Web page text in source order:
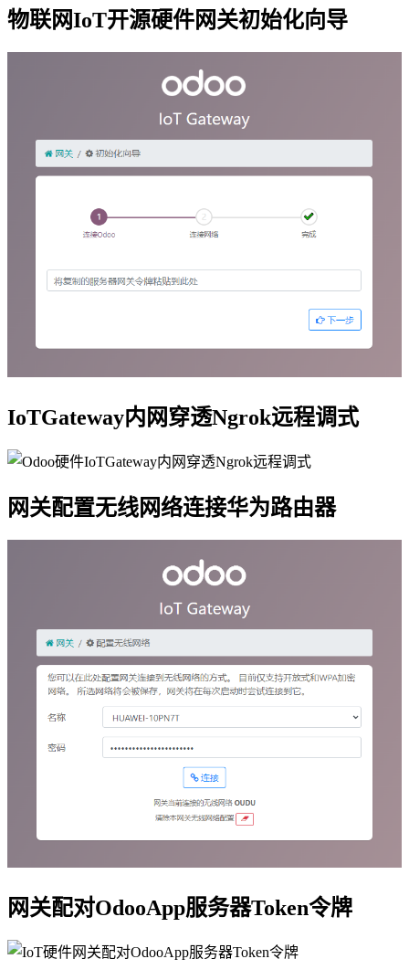
物联网IoT开源硬件网关初始化向导
IoTGateway内网穿透Ngrok远程调式
网关配置无线网络连接华为路由器
网关配对OdooApp服务器Token令牌